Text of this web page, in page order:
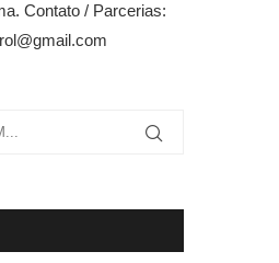
Contato / Parcerias: